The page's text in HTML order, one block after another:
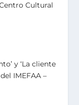
Cultural
y ‘La cliente
IMEFAA –